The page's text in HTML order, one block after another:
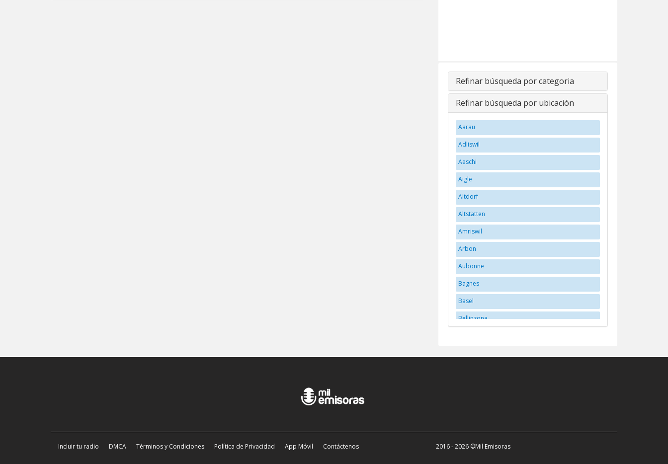
Refinar búsqueda por categoria
Refinar búsqueda por ubicación
Aarau
Adliswil
Aeschi
Aigle
Altdorf
Altstätten
Amriswil
Arbon
Aubonne
Bagnes
Basel
Bellinzona
Incluir tu radio DMCA Términos y Condiciones Política de Privacidad App Móvil Contáctenos 2016 - 2026 ©Mil Emisoras